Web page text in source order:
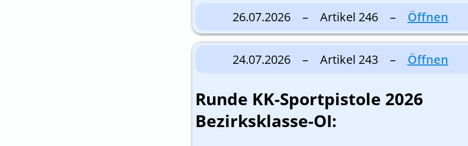
26.07.2026 – Artikel 246 – Öffnen
24.07.2026 – Artikel 243 – Öffnen
Runde KK-Sportpistole 2026
Bezirksklasse-OI: